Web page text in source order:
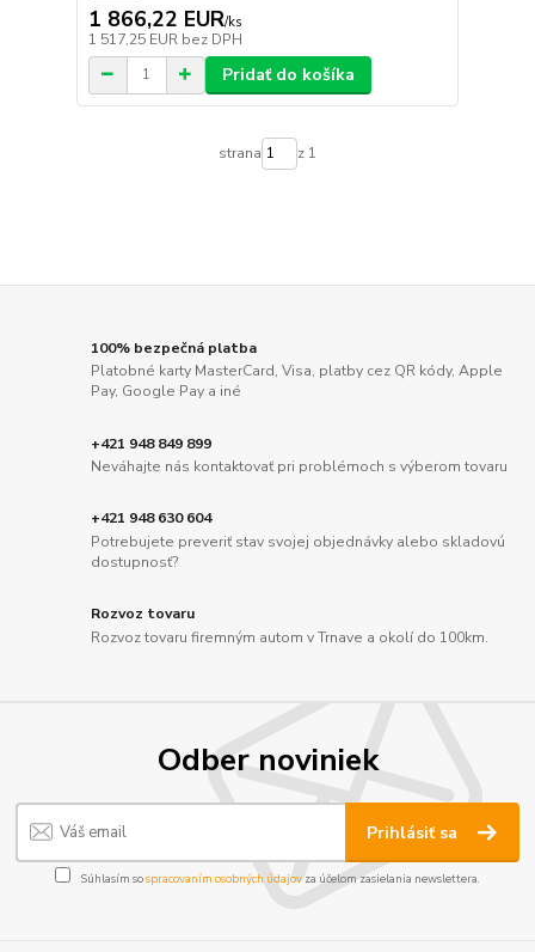
1 866,22 EUR/ks
1 517,25 EUR bez DPH
Pridať do košíka
strana z 1
100% bezpečná platba
Platobné karty MasterCard, Visa, platby cez QR kódy, Apple
Pay, Google Pay a iné
+421 948 849 899
Neváhajte nás kontaktovať pri problémoch s výberom tovaru
+421 948 630 604
Potrebujete preveriť stav svojej objednávky alebo skladovú
dostupnosť?
Rozvoz tovaru
Rozvoz tovaru firemným autom v Trnave a okolí do 100km.
Odber noviniek
Prihlásiť sa
Súhlasím sospracovaním osobných údajov za účelom zasielania newslettera.